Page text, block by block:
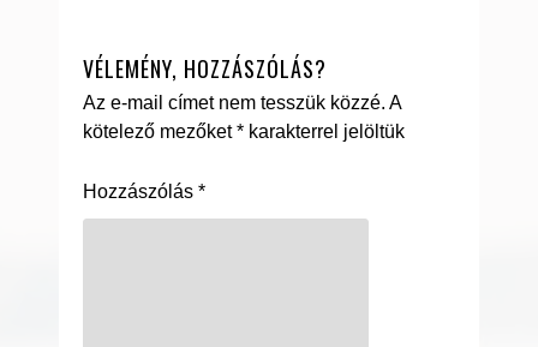
VÉLEMÉNY, HOZZÁSZÓLÁS?
Az e-mail címet nem tesszük közzé. A
kötelező mezőket* karakterrel jelöltük
Hozzászólás *